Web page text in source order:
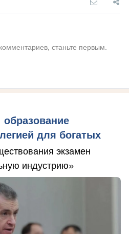
станьте первым.
для богатых
экзамен
индустрию»